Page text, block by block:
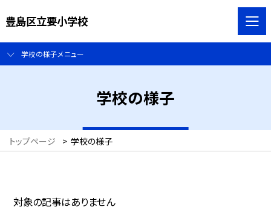
豊島区立要小学校
学校の様子メニュー
学校の様子
トップページ > 学校の様子
対象の記事はありません